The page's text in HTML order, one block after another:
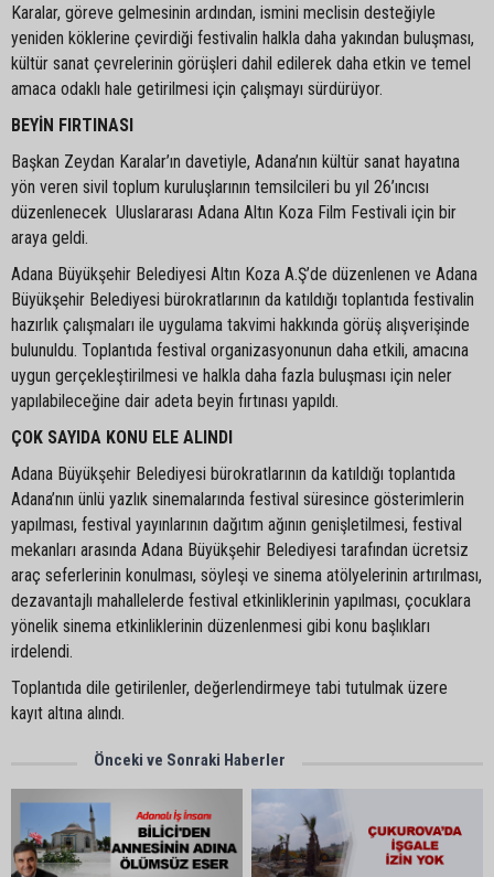
Karalar, göreve gelmesinin ardından, ismini meclisin desteğiyle
yeniden köklerine çevirdiği festivalin halkla daha yakından buluşması,
kültür sanat çevrelerinin görüşleri dahil edilerek daha etkin ve temel
amaca odaklı hale getirilmesi için çalışmayı sürdürüyor.
BEYİN FIRTINASI
Başkan Zeydan Karalar’ın davetiyle, Adana’nın kültür sanat hayatına
yön veren sivil toplum kuruluşlarının temsilcileri bu yıl 26’ıncısı
düzenlenecek Uluslararası Adana Altın Koza Film Festivali için bir
araya geldi.
Adana Büyükşehir Belediyesi Altın Koza A.Ş’de düzenlenen ve Adana
Büyükşehir Belediyesi bürokratlarının da katıldığı toplantıda festivalin
hazırlık çalışmaları ile uygulama takvimi hakkında görüş alışverişinde
bulunuldu. Toplantıda festival organizasyonunun daha etkili, amacına
uygun gerçekleştirilmesi ve halkla daha fazla buluşması için neler
yapılabileceğine dair adeta beyin fırtınası yapıldı.
ÇOK SAYIDA KONU ELE ALINDI
Adana Büyükşehir Belediyesi bürokratlarının da katıldığı toplantıda
Adana’nın ünlü yazlık sinemalarında festival süresince gösterimlerin
yapılması, festival yayınlarının dağıtım ağının genişletilmesi, festival
mekanları arasında Adana Büyükşehir Belediyesi tarafından ücretsiz
araç seferlerinin konulması, söyleşi ve sinema atölyelerinin artırılması,
dezavantajlı mahallelerde festival etkinliklerinin yapılması, çocuklara
yönelik sinema etkinliklerinin düzenlenmesi gibi konu başlıkları
irdelendi.
Toplantıda dile getirilenler, değerlendirmeye tabi tutulmak üzere
kayıt altına alındı.
Önceki ve Sonraki Haberler